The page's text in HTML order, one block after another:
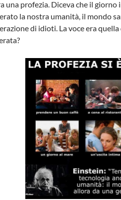
una profezia. Diceva che il
la nostra umanità, il mondo
di idioti. La voce era